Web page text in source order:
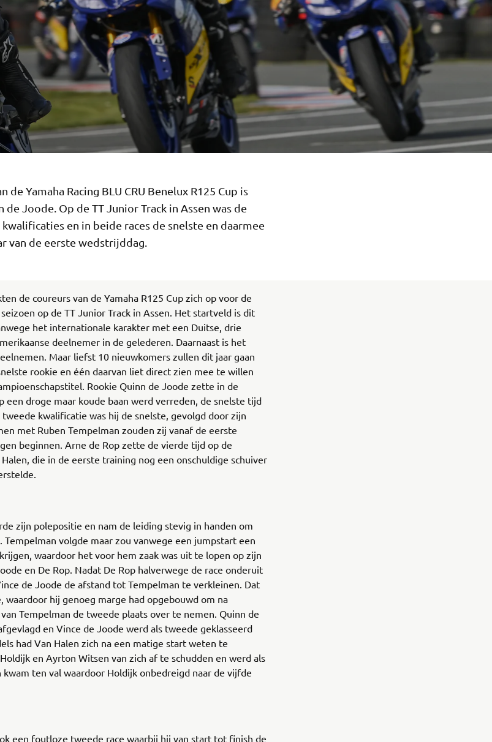
de Yamaha Racing BLU CRU Benelux R125 Cup is
Joode. Op de TT Junior Track in Assen was de
en in beide races de snelste en daarmee
van de eerste wedstrijddag.
de coureurs van de Yamaha R125 Cup zich op voor de
op de TT Junior Track in Assen. Het startveld is dit
het internationale karakter met een Duitse, drie
deelnemer in de gelederen. Daarnaast is het
Maar liefst 10 nieuwkomers zullen dit jaar gaan
rookie en één daarvan liet direct zien mee te willen
Rookie Quinn de Joode zette in de
een droge maar koude baan werd verreden, de snelste tijd
kwalificatie was hij de snelste, gevolgd door zijn
met Ruben Tempelman zouden zij vanaf de eerste
beginnen. Arne de Rop zette de vierde tijd op de
die in de eerste training nog een onschuldige schuiver
zijn polepositie en nam de leiding stevig in handen om
volgde maar zou vanwege een jumpstart een
waardoor het voor hem zaak was uit te lopen op zijn
en De Rop. Nadat De Rop halverwege de race onderuit
de Joode de afstand tot Tempelman te verkleinen. Dat
waardoor hij genoeg marge had opgebouwd om na
Tempelman de tweede plaats over te nemen. Quinn de
en Vince de Joode werd als tweede geklasseerd
had Van Halen zich na een matige start weten te
en Ayrton Witsen van zich af te schudden en werd als
ten val waardoor Holdijk onbedreigd naar de vijfde
een foutloze tweede race waarbij hij van start tot finish de